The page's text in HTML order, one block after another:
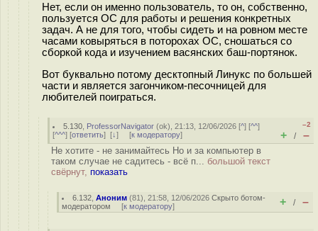
Нет, если он именно пользователь, то он, собственно,
пользуется ОС для работы и решения конкретных
задач. А не для того, чтобы сидеть и на ровном месте
часами ковыряться в поторохах ОС, сношаться со
сборкой кода и изучением васянских баш-портянок.
Вот буквально потому десктопный Линукс по большей
части и является загончиком-песочницей для
любителей поиграться.
5.130 ProfessorNavigator (ok), 21:13, 12/06/2026 [^] [^^]
[^^^] [ответить] [↓] [к модератору]
–2
+ / –
Не хотите - не занимайтесь Но и за компьютер в
таком случае не садитесь - всё п... большой текст
свёрнут, показать
6.132 ,Аноним (81), 21:58, 12/06/2026Скрыто ботом-
модератором [к модератору] + / –